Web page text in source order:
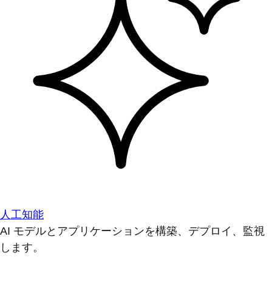
人工知能
AI モデルとアプリケーションを構築、デプロイ、監視
します。